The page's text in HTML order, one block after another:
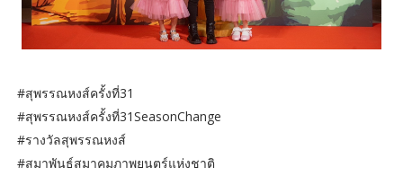
#สุพรรณหงส์ครั้งที่31
#สุพรรณหงส์ครั้งที่31SeasonChange
#รางวัลสุพรรณหงส์
#สมาพันธ์สมาคมภาพยนตร์แห่งชาติ